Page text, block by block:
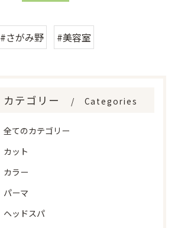
#さがみ野 #美容室
カテゴリー Categories
全てのカテゴリー
カット
カラー
パーマ
ヘッドスパ